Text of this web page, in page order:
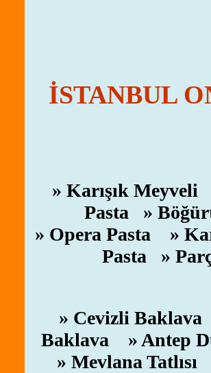
İSTANBUL
» Karışık
Pasta »
» Opera Pasta »
Pasta »
» Cevizli Baklava
Baklava » Antep
» Mevlana